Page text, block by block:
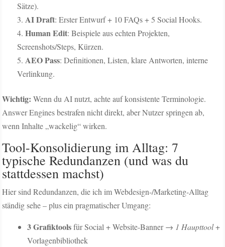
Sätze).
AI Draft: Erster Entwurf + 10 FAQs + 5 Social Hooks.
Human Edit: Beispiele aus echten Projekten,
Screenshots/Steps, Kürzen.
AEO Pass: Definitionen, Listen, klare Antworten, interne
Verlinkung.
Wichtig: Wenn du AI nutzt, achte auf konsistente Terminologie.
Answer Engines bestrafen nicht direkt, aber Nutzer springen ab,
wenn Inhalte „wackelig“ wirken.
Tool-Konsolidierung im Alltag: 7
typische Redundanzen (und was du
stattdessen machst)
Hier sind Redundanzen, die ich im Webdesign-/Marketing-Alltag
ständig sehe – plus ein pragmatischer Umgang:
3 Grafiktoolsfür Social + Website-Banner → 1 Haupttool+
Vorlagenbibliothek